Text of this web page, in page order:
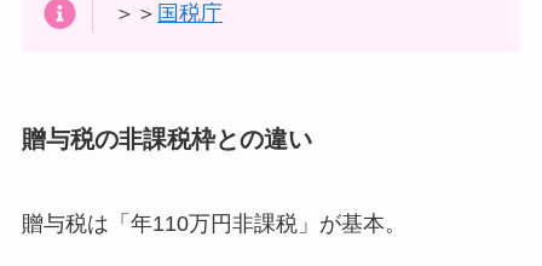
＞＞ 国税庁
贈与税の非課税枠との違い
贈与税は「年110万円非課税」が基本。